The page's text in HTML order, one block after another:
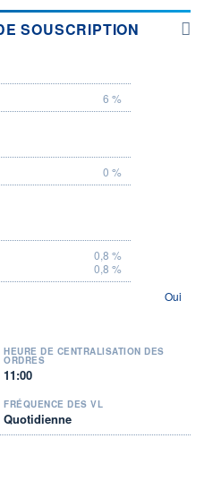
SOUSCRIPTION
6 %
0 %
0,8 %
0,8 %
Oui
HEURE DE CENTRALISATION DES
ORDRES
11:00
FRÉQUENCE DES VL
Quotidienne